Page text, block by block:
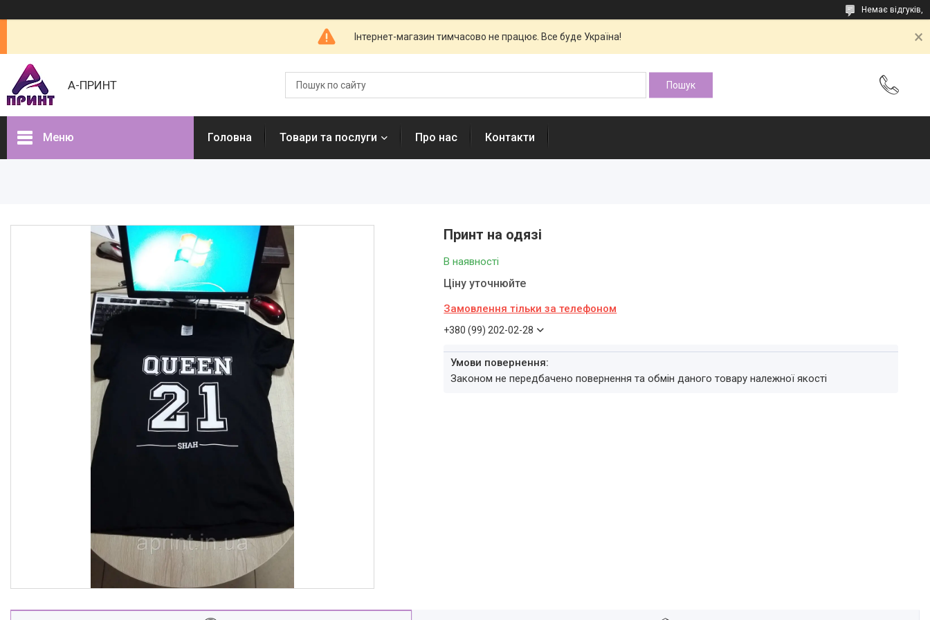
Немає відгуків,
Інтернет-магазин тимчасово не працює. Все буде Україна!
А-ПРИНТ
Меню Головна Товари та послуги Про нас Контакти
Принт на одязі
В наявності
Ціну уточнюйте
Замовлення тільки за телефоном
+380 (99) 202-02-28
Законом не передбачено повернення та обмін даного товару належної якості